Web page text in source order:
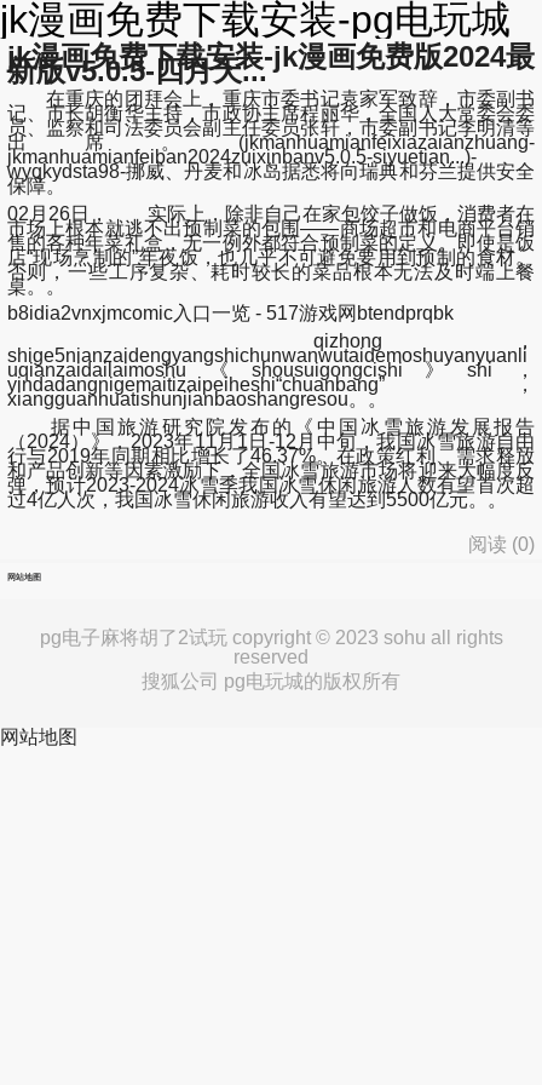
jk漫画免费下载安装-pg电玩城
jk漫画免费下载安装-jk漫画免费版2024最
新版v5.0.5-四月天...
在重庆的团拜会上，重庆市委书记袁家军致辞，市委副书
记、市长胡衡华主持，市政协主席程丽华，全国人大常委会委
员、监察和司法委员会副主任委员张轩，市委副书记李明清等
出席。(jkmanhuamianfeixiazaianzhuang-
jkmanhuamianfeiban2024zuixinbanv5.0.5-siyuetian...)-
wyqkydsta98-挪威、丹麦和冰岛据悉将向瑞典和芬兰提供安全
保障。
02月26日， 实际上，除非自己在家包饺子做饭，消费者在
市场上根本就逃不出预制菜的包围——商场超市和电商平台销
售的各种年菜礼盒，无一例外都符合预制菜的定义。即使是饭
店“现场烹制的”年夜饭，也几乎不可避免要用到预制的食材。
否则，一些工序复杂、耗时较长的菜品根本无法及时端上餐
桌。。
b8idia2vnxjmcomic入口一览 - 517游戏网btendprqbk
qizhong，
shige5nianzaidengyangshichunwanwutaidemoshuyanyuanli
uqianzaidailaimoshu《shousuigongcishi》shi，
yindadangnigemaitizaipeiheshi“chuanbang”，
xiangguanhuatishunjianbaoshangresou。。
据中国旅游研究院发布的《中国冰雪旅游发展报告
（2024）》，2023年11月1日-12月中旬，我国冰雪旅游自由
行与2019年同期相比增长了46.37%。在政策红利、需求释放
和产品创新等因素激励下，全国冰雪旅游市场将迎来大幅度反
弹，预计2023-2024冰雪季我国冰雪休闲旅游人数有望首次超
过4亿人次，我国冰雪休闲旅游收入有望达到5500亿元。。
阅读 (0)
网站地图
pg电子麻将胡了2试玩 copyright © 2023 sohu all rights
reserved
搜狐公司 pg电玩城的版权所有
网站地图